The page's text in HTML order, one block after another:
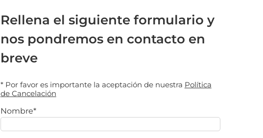
Rellena el siguiente formulario y
nos pondremos en contacto en
breve
* Por favor es importante la aceptación de nuestra Política
de Cancelación
Nombre*